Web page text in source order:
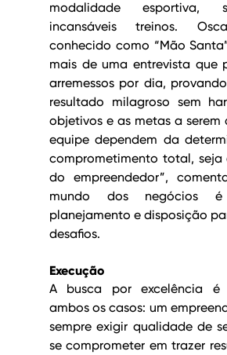
modalidade esportiva,
incansáveis treinos.
conhecido como “Mão
mais de uma entrevista que
arremessos por dia,
resultado milagroso sem
objetivos e as metas a serem
equipe dependem da
comprometimento total,
do empreendedor”,
mundo dos negócios é
planejamento e disposição
desafios.
Execução
A busca por excelência é
ambos os casos: um
sempre exigir qualidade de
se comprometer em trazer